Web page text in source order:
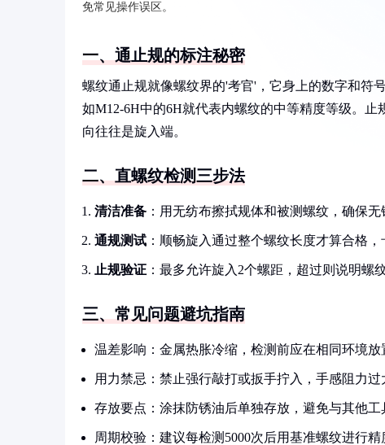
免常见操作误区。
一、通止规的标注秘密
螺纹通止规就像螺纹界的'考官'，它身上的数字和符
如M12-6H中的6H就代表内螺纹的中等精度等级。
向往往是旋入端。
二、直螺纹检测三步法
清洁准备 ：用无纺布擦拭规体和被测螺纹，确保
通规测试 ：顺畅旋入通过整个螺纹长度才算合格
止规验证 ：最多允许旋入2个螺距，超过则说明螺
三、常见问题避坑指南
温差影响：金属热胀冷缩，检测前应在相同环境放
用力禁忌：禁止强行敲打或扳手拧入，手感阻力过
存放要点：涂抹防锈油后单独存放，避免与其他工
周期校验：建议每检测5000次后用基准螺纹进行精